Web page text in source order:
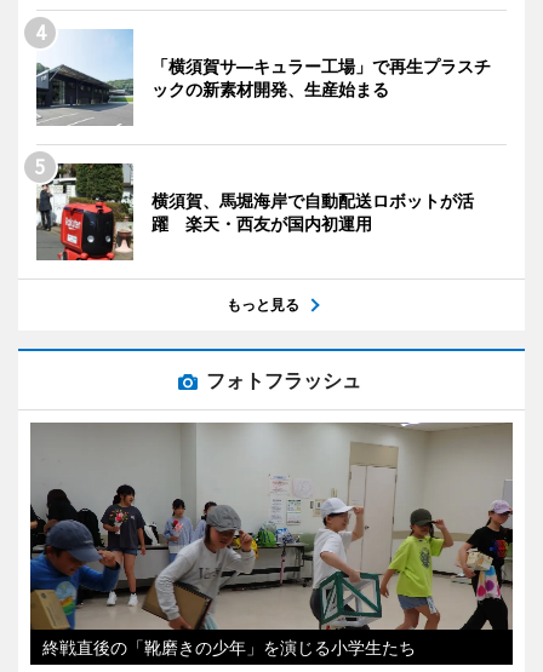
「横須賀サ―キュラー工場」で再生プラスチ
ックの新素材開発、生産始まる
横須賀、馬堀海岸で自動配送ロボットが活
躍 楽天・西友が国内初運用
もっと見る
フォトフラッシュ
終戦直後の「靴磨きの少年」を演じる小学生たち